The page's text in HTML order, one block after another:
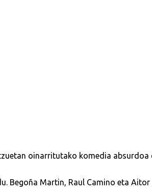
oinarritutako komedia absurdoa
Begoña Martin, Raul Camino eta Aitor